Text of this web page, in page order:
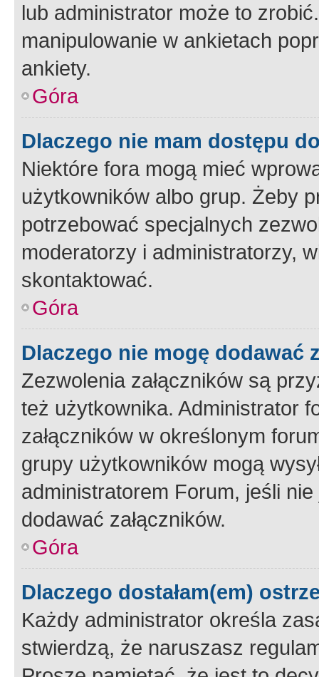
lub administrator może to
manipulowanie w ankietach
ankiety.
Góra
Dlaczego nie mam dostępu
Niektóre fora mogą mieć
użytkowników albo grup. Żeby
potrzebować specjalnych
moderatorzy i administratorzy,
skontaktować.
Góra
Dlaczego nie mogę dodawać
Zezwolenia załączników są
też użytkownika. Administrator
załączników w określonym
grupy użytkowników mogą
administratorem Forum, jeśli
dodawać załączników.
Góra
Dlaczego dostałam(em)
Każdy administrator określa
stwierdzą, że naruszasz